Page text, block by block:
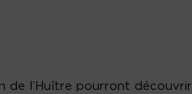
de l’Huître pourront découvrir